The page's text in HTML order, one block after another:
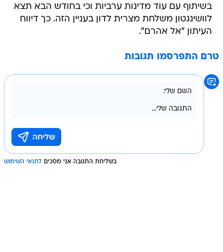
בשיתוף עם עוד מדינות ערביות וכי בחודש הבא תצא
לוושינגטון משלחת מצרית לדון בעניין הזה. כך דיווח
העיתון "אל אהרם".
טרם התפרסמו תגובות
בשליחת התגובה אני מסכים לתנאי השימוש